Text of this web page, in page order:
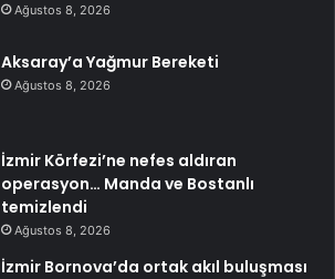
Ağustos 8, 2026
Aksaray’a Yağmur Bereketi
Ağustos 8, 2026
İzmir Körfezi’ne nefes aldıran
operasyon… Manda ve Bostanlı
temizlendi
Ağustos 8, 2026
İzmir Bornova’da ortak akıl buluşması